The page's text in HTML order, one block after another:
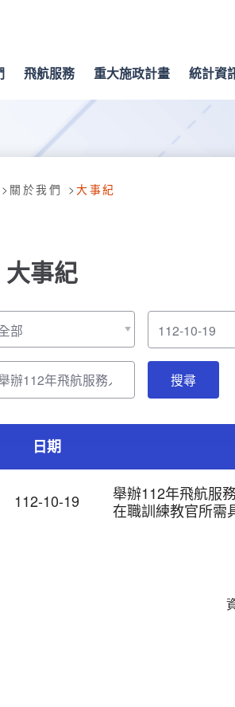
飛航服務 重大施政計畫 統計資
關於我們
大事紀
大事紀
日期
112-10-19
舉辦112年飛航服
在職訓練教官所需